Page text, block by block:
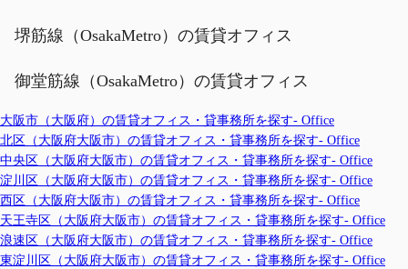
堺筋線（OsakaMetro）の賃貸オフィス
御堂筋線（OsakaMetro）の賃貸オフィス
大阪市（大阪府）の賃貸オフィス・貸事務所を探す- Office
北区（大阪府大阪市）の賃貸オフィス・貸事務所を探す- Office
中央区（大阪府大阪市）の賃貸オフィス・貸事務所を探す- Office
淀川区（大阪府大阪市）の賃貸オフィス・貸事務所を探す- Office
西区（大阪府大阪市）の賃貸オフィス・貸事務所を探す- Office
天王寺区（大阪府大阪市）の賃貸オフィス・貸事務所を探す- Office
浪速区（大阪府大阪市）の賃貸オフィス・貸事務所を探す- Office
東淀川区（大阪府大阪市）の賃貸オフィス・貸事務所を探す- Office